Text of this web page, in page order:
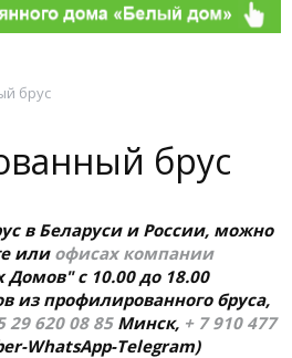
брус
брус
в Беларуси и России, можно
или офисах компании
с 10.00 до 18.00
из профилированного бруса,
29 620 08 85Минск, + 7 910 477
WhatsApp-Telegram)